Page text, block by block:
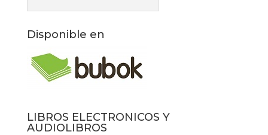
Disponible en
LIBROS ELECTRONICOS Y
AUDIOLIBROS